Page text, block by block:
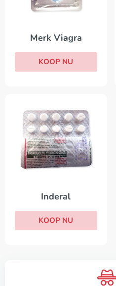
Merk Viagra
KOOP NU
Inderal
KOOP NU